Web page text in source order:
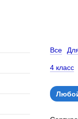
Все
4 класс